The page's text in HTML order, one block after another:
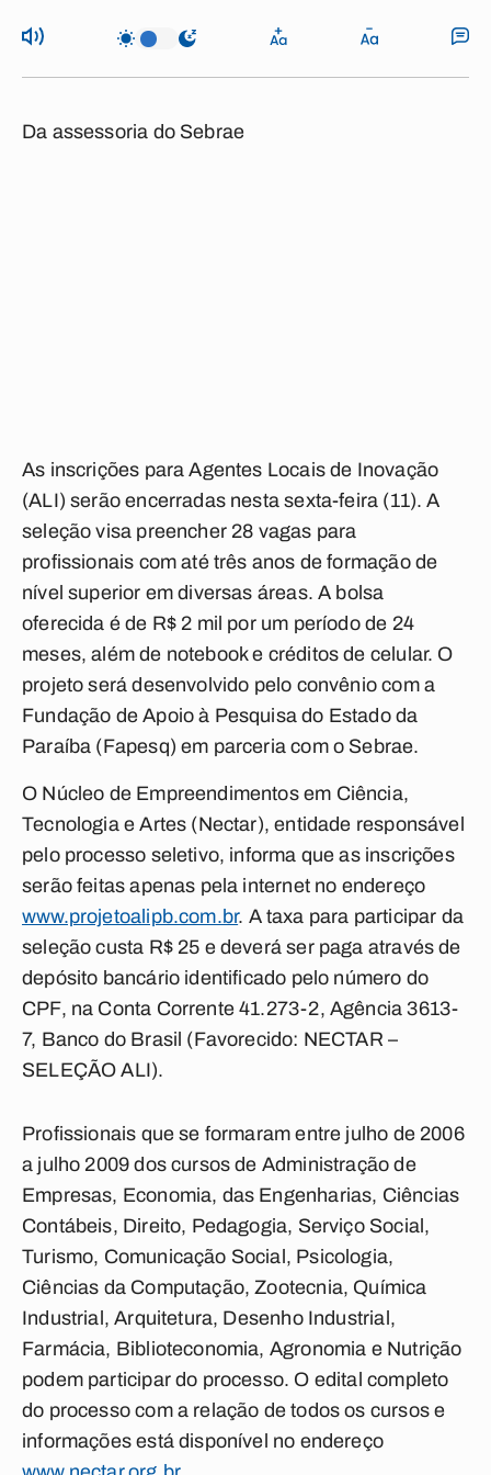
Da assessoria do Sebrae
As inscrições para Agentes Locais de Inovação
(ALI) serão encerradas nesta sexta-feira (11). A
seleção visa preencher 28 vagas para
profissionais com até três anos de formação de
nível superior em diversas áreas. A bolsa
oferecida é de R$ 2 mil por um período de 24
meses, além de notebook e créditos de celular. O
projeto será desenvolvido pelo convênio com a
Fundação de Apoio à Pesquisa do Estado da
Paraíba (Fapesq) em parceria com o Sebrae.
O Núcleo de Empreendimentos em Ciência,
Tecnologia e Artes (Nectar), entidade responsável
pelo processo seletivo, informa que as inscrições
serão feitas apenas pela internet no endereço
www.projetoalipb.com.br. A taxa para participar da
seleção custa R$ 25 e deverá ser paga através de
depósito bancário identificado pelo número do
CPF, na Conta Corrente 41.273-2, Agência 3613-
7, Banco do Brasil (Favorecido: NECTAR –
SELEÇÃO ALI).
Profissionais que se formaram entre julho de 2006
a julho 2009 dos cursos de Administração de
Empresas, Economia, das Engenharias, Ciências
Contábeis, Direito, Pedagogia, Serviço Social,
Turismo, Comunicação Social, Psicologia,
Ciências da Computação, Zootecnia, Química
Industrial, Arquitetura, Desenho Industrial,
Farmácia, Biblioteconomia, Agronomia e Nutrição
podem participar do processo. O edital completo
do processo com a relação de todos os cursos e
informações está disponível no endereço